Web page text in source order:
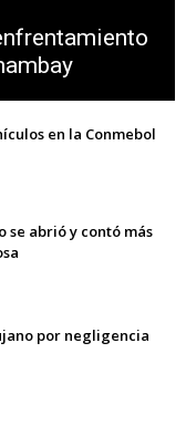
en la Conmebol
se abrió y contó más
por negligencia